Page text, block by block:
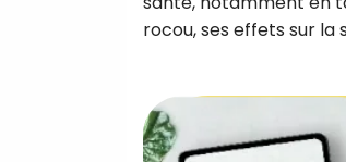
rocou, ses effets sur